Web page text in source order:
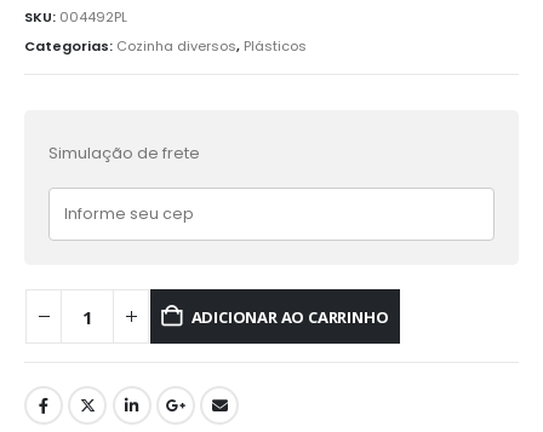
SKU: 004492PL
Categorias: Cozinha diversos, Plásticos
Simulação de frete
ADICIONAR AO CARRINHO